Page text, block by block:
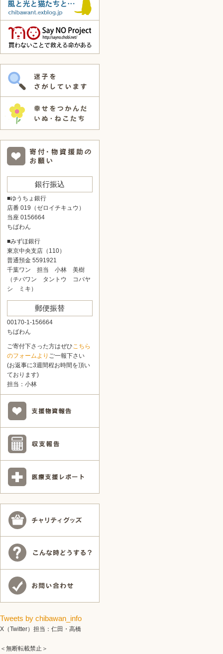
銀行振込
■ゆうちょ銀行
店番 019（ゼロイチキュウ）
当座 0156664
ちばわん
■みずほ銀行
東京中央支店（110）
普通預金 5591921
千葉ワン 担当 小林 美樹
（チバワン タントウ コバヤ
シ ミキ）
郵便振替
00170-1-156664
ちばわん
ご寄付下さった方はぜひこちら
のフォームより ご一報下さい
(お返事に3週間程お時間を頂い
ております)
担当：小林
Tweets by chibawan_info
X（Twitter）担当：仁田・高橋
＜無断転載禁止＞